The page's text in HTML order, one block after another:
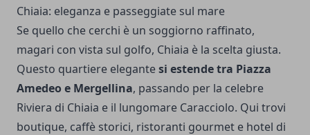
Chiaia: eleganza e passeggiate sul mare
Se quello che cerchi è un soggiorno raffinato,
magari con vista sul golfo, Chiaia è la scelta giusta.
Questo quartiere elegantesi estende tra Piazza
Amedeo e Mergellina, passando per la celebre
Riviera di Chiaia e il lungomare Caracciolo. Qui trovi
boutique, caffè storici, ristoranti gourmet e hotel di